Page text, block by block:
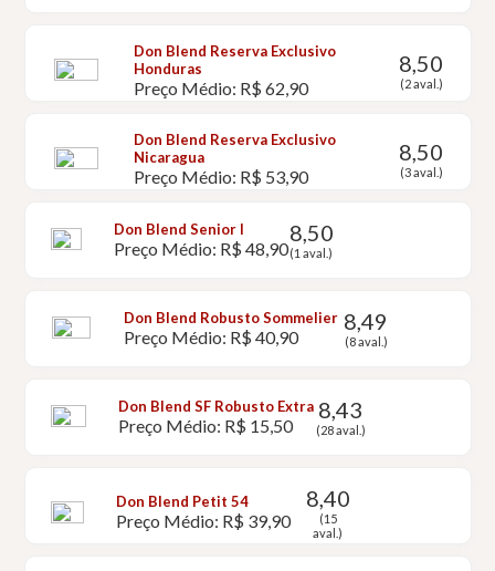
Don Blend Reserva Exclusivo
Honduras
Preço Médio: R$ 62,90
8,50
(2 aval.)
Don Blend Reserva Exclusivo
Nicaragua
Preço Médio: R$ 53,90
8,50
(3 aval.)
Don Blend Senior I
Preço Médio: R$ 48,90
8,50
(1 aval.)
Don Blend Robusto Sommelier
Preço Médio: R$ 40,90
8,49
(8 aval.)
Don Blend SF Robusto Extra
Preço Médio: R$ 15,50
8,43
(28 aval.)
Don Blend Petit 54
Preço Médio: R$ 39,90
8,40
(15
aval.)